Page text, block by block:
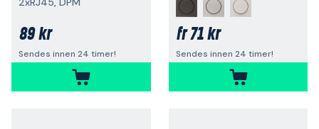
89 kr
Sendes innen 24 timer!
fr71 kr
Sendes innen 24 timer!